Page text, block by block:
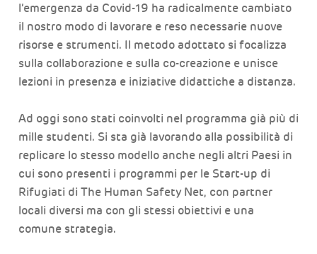
l’emergenza da Covid-19 ha radicalmente cambiato
il nostro modo di lavorare e reso necessarie nuove
risorse e strumenti. Il metodo adottato si focalizza
sulla collaborazione e sulla co-creazione e unisce
lezioni in presenza e iniziative didattiche a distanza.
Ad oggi sono stati coinvolti nel programma già più di
mille studenti. Si sta già lavorando alla possibilità di
replicare lo stesso modello anche negli altri Paesi in
cui sono presenti i programmi per le Start-up di
Rifugiati di The Human Safety Net, con partner
locali diversi ma con gli stessi obiettivi e una
comune strategia.